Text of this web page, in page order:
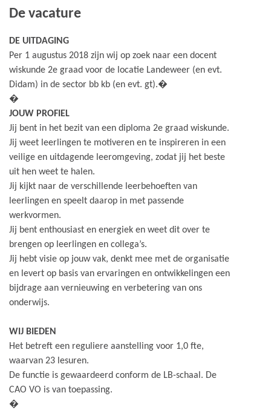
De vacature
DE UITDAGING
Per 1 augustus 2018 zijn wij op zoek naar een docent
wiskunde 2e graad voor de locatie Landeweer (en evt.
Didam) in de sector bb kb (en evt. gt).�
�
JOUW PROFIEL
Jij bent in het bezit van een diploma 2e graad wiskunde.
Jij weet leerlingen te motiveren en te inspireren in een
veilige en uitdagende leeromgeving, zodat jij het beste
uit hen weet te halen.
Jij kijkt naar de verschillende leerbehoeften van
leerlingen en speelt daarop in met passende
werkvormen.
Jij bent enthousiast en energiek en weet dit over te
brengen op leerlingen en collega’s.
Jij hebt visie op jouw vak, denkt mee met de organisatie
en levert op basis van ervaringen en ontwikkelingen een
bijdrage aan vernieuwing en verbetering van ons
onderwijs.
WIJ BIEDEN
Het betreft een reguliere aanstelling voor 1,0 fte,
waarvan 23 lesuren.
De functie is gewaardeerd conform de LB-schaal. De
CAO VO is van toepassing.
�